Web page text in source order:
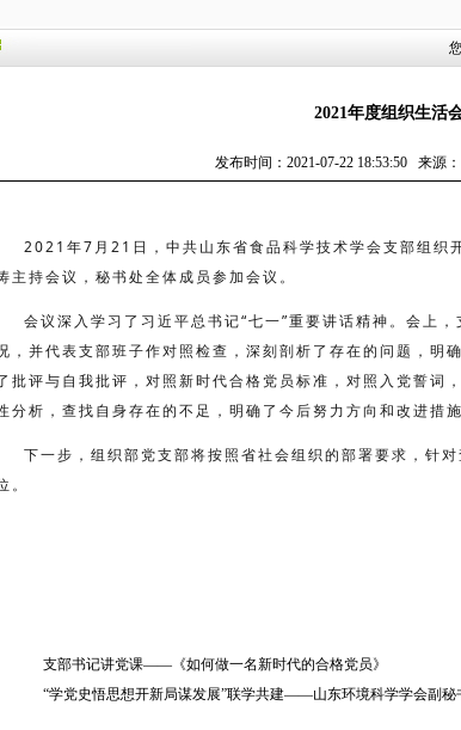
2021年度组织生活
发布时间：2021-07-22 18:53:50 来源
2021年7月21日，中共山东省食品科学技术学会支部组织
主持会议，秘书处全体成员参加会议。
会议深入学习了习近平总书记“七一”重要讲话精神。 会上，
，并代表支部班子作对照检查，深刻剖析了存在的问题，明
批评与自我批评，对照新时代合格党员标准，对照入党誓词
分析，查找自身存在的不足，明确了今后努力方向和改进措
下一步，组织部党支部将按照省社会组织的部署要求，针
。
支部书记讲党课——《如何做一名新时代的合格党员》
“学党史悟思想开新局谋发展”联学共建——山东环境科学学会副秘